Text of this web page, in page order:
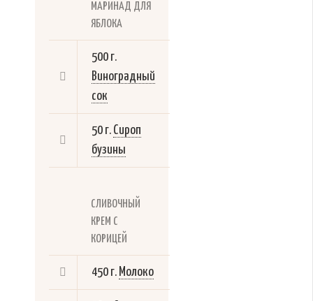
МАРИНАД ДЛЯ
ЯБЛОКА
500 г.
Виноградный
сок
50 г. Сироп
бузины
СЛИВОЧНЫЙ
КРЕМ С
КОРИЦЕЙ
450 г. Молоко